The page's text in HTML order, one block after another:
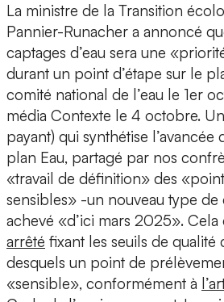
La ministre de la Transition
Pannier-Runacher a annoncé
captages d’eau sera une
durant un point d’étape sur le
comité national de l’eau le 1er
média Contexte le 4 octobre. Un
payant) qui synthétise l’avancée
plan Eau, partagé par nos
«travail de définition» des
sensibles» -un nouveau type
achevé «d’ici mars 2025». Cela
arrêté fixant les seuils de qualité
desquels un point de
«sensible», conformément à